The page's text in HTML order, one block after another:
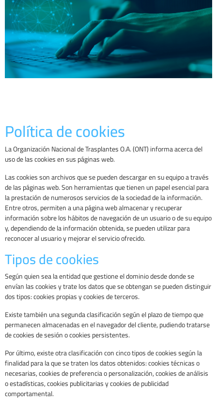
Política de cookies
La Organización Nacional de Trasplantes O.A. (ONT) informa acerca del
uso de las cookies en sus páginas web.
Las cookies son archivos que se pueden descargar en su equipo a través
de las páginas web. Son herramientas que tienen un papel esencial para
la prestación de numerosos servicios de la sociedad de la información.
Entre otros, permiten a una página web almacenar y recuperar
información sobre los hábitos de navegación de un usuario o de su equipo
y, dependiendo de la información obtenida, se pueden utilizar para
reconocer al usuario y mejorar el servicio ofrecido.
Tipos de cookies
Según quien sea la entidad que gestione el dominio desde donde se
envían las cookies y trate los datos que se obtengan se pueden distinguir
dos tipos: cookies propias y cookies de terceros.
Existe también una segunda clasificación según el plazo de tiempo que
permanecen almacenadas en el navegador del cliente, pudiendo tratarse
de cookies de sesión o cookies persistentes.
Por último, existe otra clasificación con cinco tipos de cookies según la
finalidad para la que se traten los datos obtenidos: cookies técnicas o
necesarias, cookies de preferencia o personalización, cookies de análisis
o estadísticas, cookies publicitarias y cookies de publicidad
comportamental.